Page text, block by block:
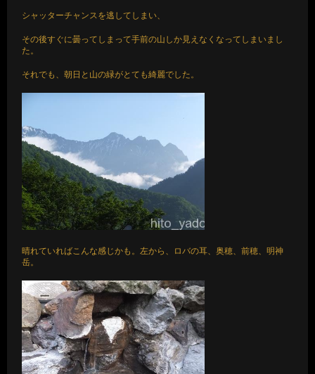
シャッターチャンスを逃してしまい、
その後すぐに曇ってしまって手前の山しか見えなくなってしまいまし
た。
それでも、朝日と山の緑がとても綺麗でした。
晴れていればこんな感じかも。左から、ロバの耳、奥穂、前穂、明神
岳。